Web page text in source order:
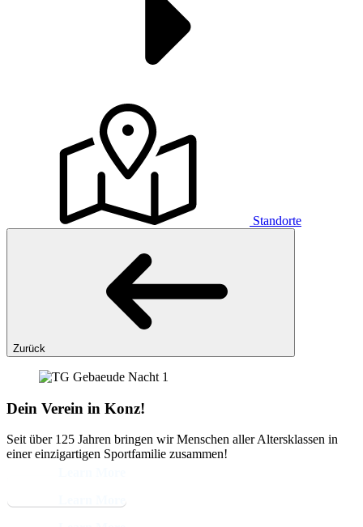
Standorte
Zurück
Dein Verein in Konz!
Seit über 125 Jahren bringen wir Menschen aller Altersklassen in
einer einzigartigen Sportfamilie zusammen!